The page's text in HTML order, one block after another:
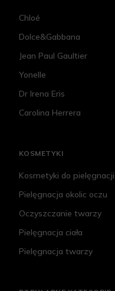
Chloé
Dolce&Gabbana
Jean Paul Gaultier
Yonelle
Dr Irena Eris
Carolina Herrera
KOSMETYKI
Kosmetyki do
Pielęgnacja okolic oczu
Oczyszczanie twarzy
Pielęgnacja ciała
Pielęgnacja twarzy